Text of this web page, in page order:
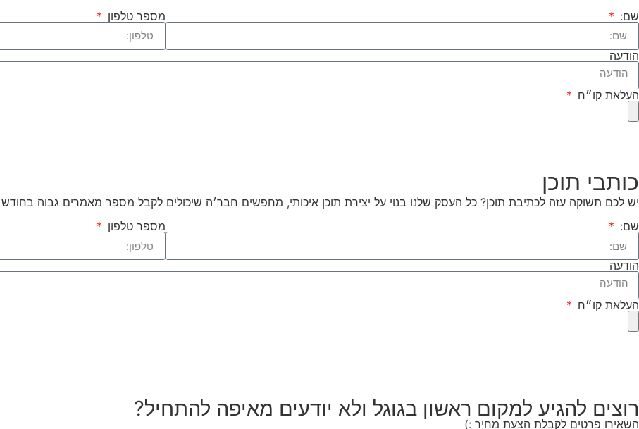
שם:
מספר טלפון
הודעה
העלאת קו״ח
כותבי תוכן
יש לכם תשוקה עזה לכתיבת תוכן? כל העסק שלנו בנוי על יצירת תוכן איכותי, מחפשים חבר׳ה שיכולים לקבל מספר מאמרים גבוה
שם:
מספר טלפון
הודעה
העלאת קו״ח
רוצים להגיע למקום ראשון בגוגל ולא יודעים מאיפה להתחיל?
השאירו פרטים לקבלת הצעת מחיר :)